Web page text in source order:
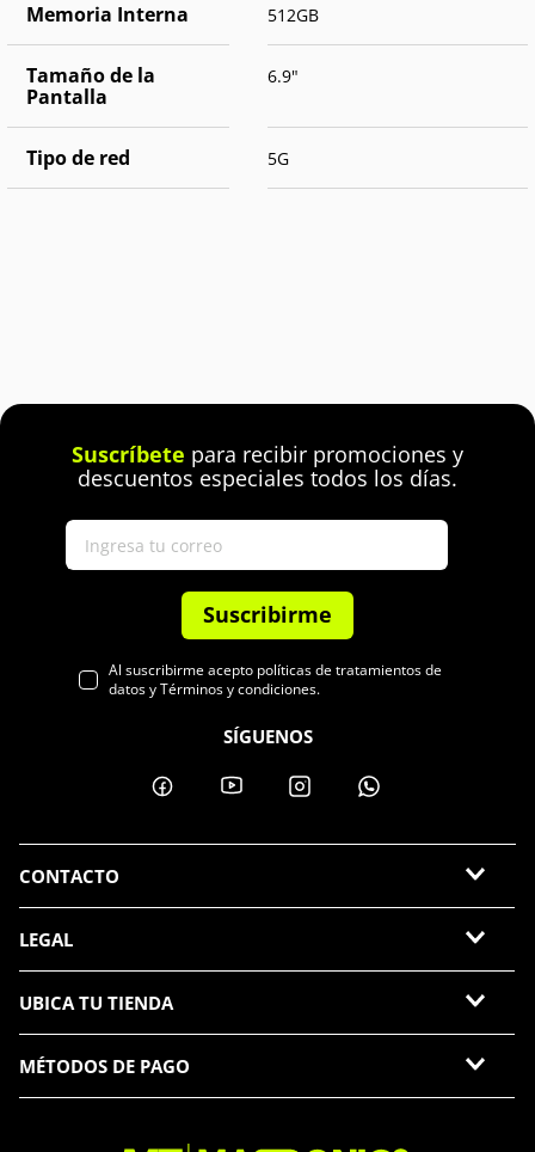
Memoria Interna 512GB
Tamaño de la
Pantalla
6.9"
Tipo de red 5G
Suscríbete para recibir promociones y
descuentos especiales todos los días.
Suscribirme
Al suscribirme acepto políticas de tratamientos de
datos y Términos y condiciones.
SÍGUENOS
CONTACTO
LEGAL
UBICA TU TIENDA
MÉTODOS DE PAGO